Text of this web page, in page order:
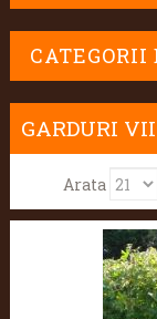
CATEGORII
GARDURI VII
Arata